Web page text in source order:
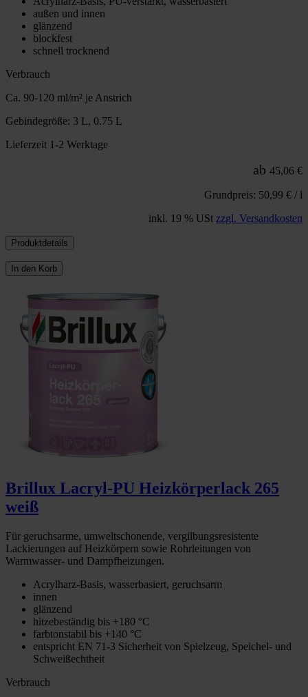
außen und innen
glänzend
blockfest
schnell trocknend
Verbrauch
Ca. 90-120 ml/m² je Anstrich
Gebindegröße: 3 L, 0.75 L
Lieferzeit 1-2 Werktage
ab 45,06 €
Grundpreis: 50,99 € / l
inkl. 19 % USt zzgl. Versandkosten
Produktdetails
In den Korb
Brillux Lacryl-PU Heizkörperlack 265
weiß
Für geruchsarme, umweltschonende, vergilbungsresistente
Lackierungen auf Heizkörpern sowie Rohrleitungen von
Warmwasser- und Dampfheizungen.
Acrylharz-Basis, wasserbasiert, geruchsarm
innen
glänzend
hitzebeständig bis +180 °C
farbtonstabil bis +140 °C
entspricht EN 71-3 Sicherheit von Spielzeug, Speichel- und
Schweißechtheit
Verbrauch